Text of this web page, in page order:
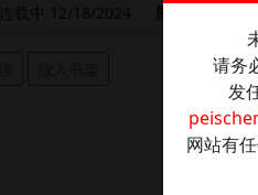
请务
发
网站有